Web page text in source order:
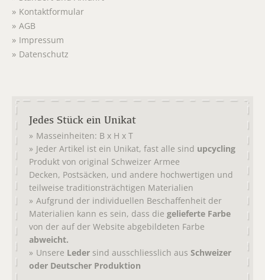
Kontaktformular
AGB
Impressum
Datenschutz
Jedes Stück ein Unikat
Masseinheiten: B x H x T
Jeder Artikel ist ein Unikat, fast alle sind upcycling
Produkt von original Schweizer Armee
Decken, Postsäcken, und andere hochwertigen und
teilweise traditionsträchtigen Materialien
Aufgrund der individuellen Beschaffenheit der
Materialien kann es sein, dass die gelieferte Farbe
von der auf der Website abgebildeten Farbe
abweicht.
Unsere Leder sind ausschliesslich aus Schweizer
oder Deutscher Produktion